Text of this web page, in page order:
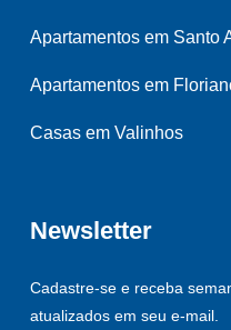
Apartamentos em Santo
Apartamentos em
Casas em Valinhos
Newsletter
Cadastre-se e receba
atualizados em seu e-mail.